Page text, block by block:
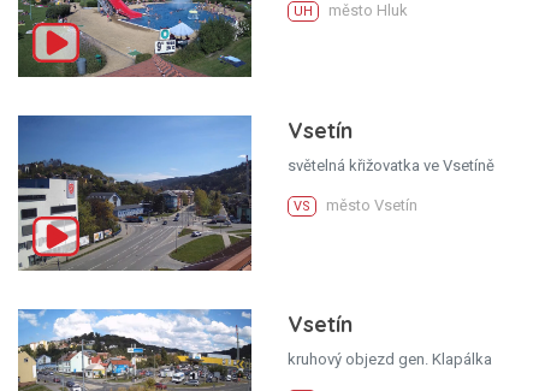
UH město Hluk
Vsetín
světelná křižovatka ve Vsetíně
VS město Vsetín
Vsetín
kruhový objezd gen. Klapálka